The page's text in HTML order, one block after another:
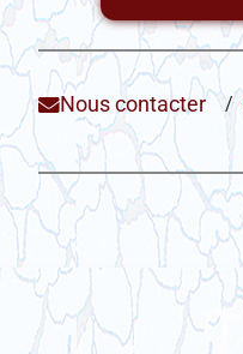
Nous contacter /